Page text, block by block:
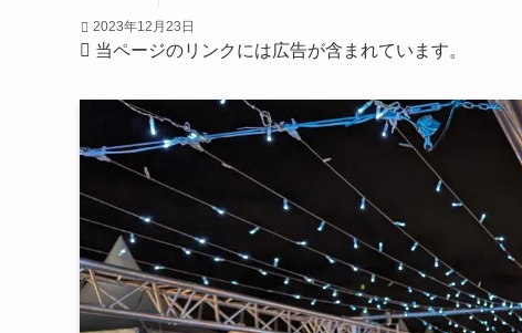
2023年12月23日
当ページのリンクには広告が含まれています。